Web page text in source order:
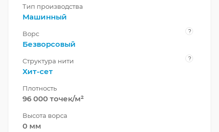
Тип производства
Машинный
Ворс ?
Безворсовый
Структура нити ?
Хит-сет
Плотность
96 000 точек/м²
Высота ворса
0 мм